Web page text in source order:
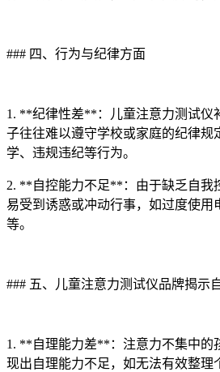
### 四、行为与纪律方面
1. **纪律性差**：儿童注意力测试仪
子往往难以遵守学校或家庭的纪律规
学、违规违纪等行为。
2. **自控能力不足**：由于缺乏自我
易受到诱惑或冲动行事，如过度使用
等。
### 五、儿童注意力测试仪品牌揭示
1. **自理能力差**：注意力不集中的
现出自理能力不足，如无法有效整理